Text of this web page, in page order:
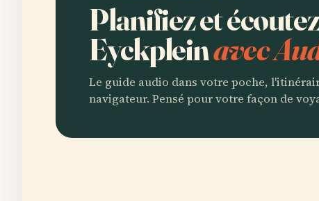
Planifiez et
Eyckpleinavec
Le guide audio dans votre poche,
navigateur. Pensé pour votre façon de